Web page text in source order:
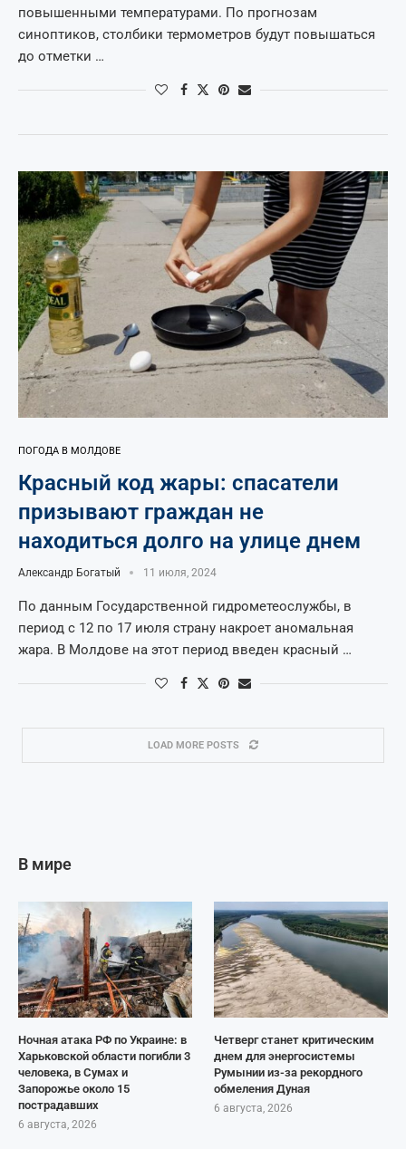
повышенными температурами. По прогнозам
синоптиков, столбики термометров будут повышаться
до отметки …
ПОГОДА В МОЛДОВЕ
Красный код жары: спасатели
призывают граждан не
находиться долго на улице днем
Александр Богатый 11 июля, 2024
По данным Государственной гидрометеослужбы, в
период с 12 по 17 июля страну накроет аномальная
жара. В Молдове на этот период введен красный …
LOAD MORE POSTS
В мире
Ночная атака РФ по Украине: в
Харьковской области погибли 3
человека, в Сумах и
Запорожье около 15
пострадавших
6 августа, 2026
Четверг станет критическим
днем для энергосистемы
Румынии из-за рекордного
обмеления Дуная
6 августа, 2026